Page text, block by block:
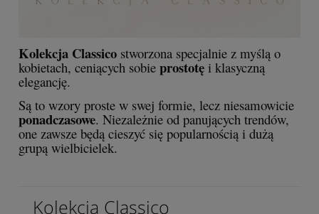
Kolekcja Classico stworzona specjalnie z myślą o
kobietach, ceniących sobie prostotę i klasyczną
elegancję.
Są to wzory proste w swej formie, lecz niesamowicie
ponadczasowe. Niezależnie od panujących trendów,
one zawsze będą cieszyć się popularnością i dużą
grupą wielbicielek.
Kolekcja Classico